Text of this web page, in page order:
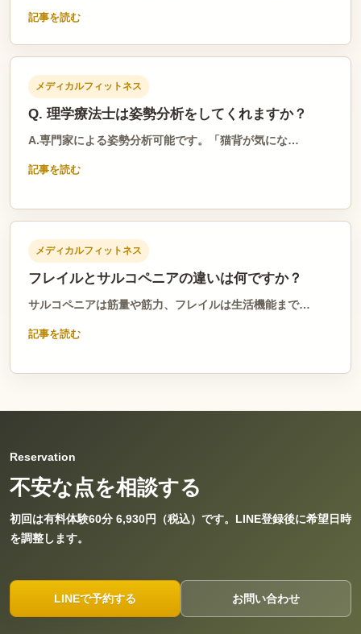
記事を読む
メディカルフィットネス
Q. 理学療法士は姿勢分析をしてくれますか？
A.専門家による姿勢分析可能です。「猫背が気にな…
記事を読む
メディカルフィットネス
フレイルとサルコペニアの違いは何ですか？
サルコペニアは筋量や筋力、フレイルは生活機能まで…
記事を読む
Reservation
不安な点を相談する
初回は有料体験60分 6,930円（税込）です。LINE登録後に希望日時
を調整します。
LINEで予約する お問い合わせ